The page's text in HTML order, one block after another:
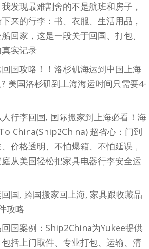
发现最难割舍的不是航班和房子，
来的行李：书、衣服、生活用品，
回家，这是一段关于回国、打包、
实记录
国攻略！！洛杉矶海运到中国上海
美国洛杉矶到上海海运时间只需要4-
行李回国, 国际搬家到上海必看！海
China(Ship2China) 超省心：门到
价格透明、不怕爆箱、不怕延误，
从美国轻松把家具电器行李安全运
国, 跨国搬家回上海, 家具跟收藏品
攻略
国案例：Ship2China为Yukee提供
括上门取件、专业打包、运输、清